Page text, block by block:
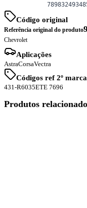
Código original
Referência original do produto
Chevrolet
Aplicações
AstraCorsaVectra
Códigos ref 2º
431-R6035ETE 7696
Produtos